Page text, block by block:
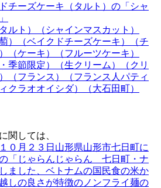
チーズケーキ（タルト）の「シャ
ルト）（シャインマスカット）
）（ベイクドチーズケーキ）（チ
（ケーキ）（フルーツケーキ）
季節限定）（生クリーム）（クリ
（フランス）（フランス人パティ
クラオオイシダ）（大石田町）
関しては、
０月２３日山形県山形市七日町に
「じゃらんじゃらん 七日町・ナ
ました、ベトナムの国民食の米か
しの良さが特徴のノンフライ麺の